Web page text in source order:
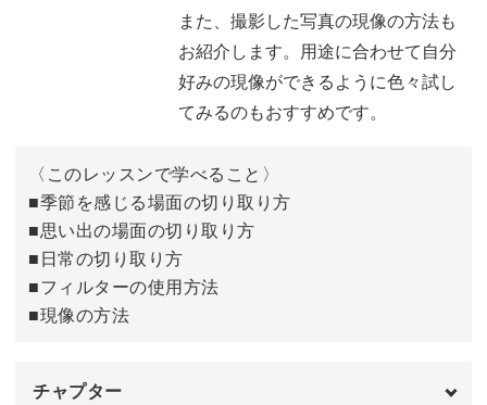
フィルムのセット方法 11:50
フィルムカメラの持ち方・構え方 16:08
カメラの数値の設定方法
フィルムの取り出し方
おわりに
また、撮影した写真の現像の方法も
お紹介します。用途に合わせて自分
好みの現像ができるように色々試し
てみるのもおすすめです。
〈このレッスンで学べること〉
■季節を感じる場面の切り取り方
■思い出の場面の切り取り方
■日常の切り取り方
■フィルターの使用方法
■現像の方法
チャプター